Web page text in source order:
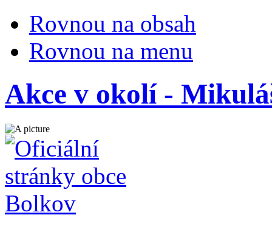
Rovnou na obsah
Rovnou na menu
Akce v okolí -